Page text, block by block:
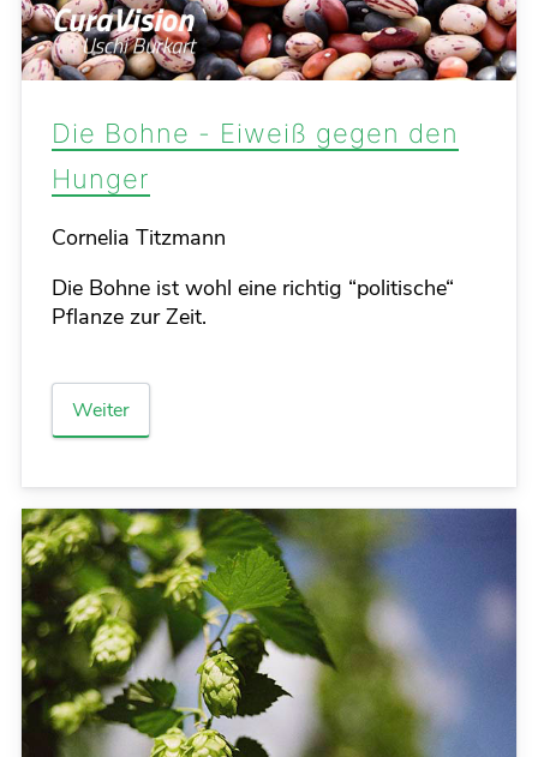
Die Bohne - Eiweiß gegen den
Hunger
Details
Cornelia Titzmann
Die Bohne ist wohl eine richtig “politische“
Pflanze zur Zeit.
Weiter